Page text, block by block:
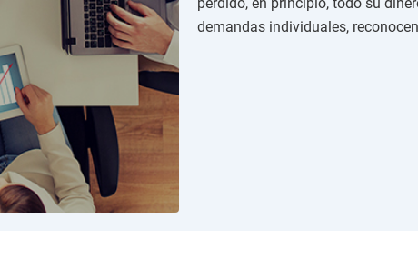
e
d
demandas individuales,